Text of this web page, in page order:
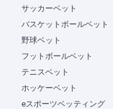
サッカーベット
バスケットボールベット
野球ベット
フットボールベット
テニスベット
ホッケーベット
eスポーツベッティング